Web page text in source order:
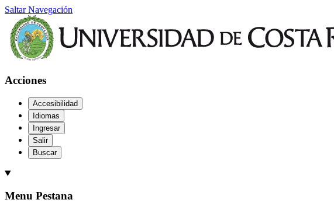
Saltar Navegación
Acciones
Accesibilidad
Idiomas
Ingresar
Salir
Buscar
Menu Pestana